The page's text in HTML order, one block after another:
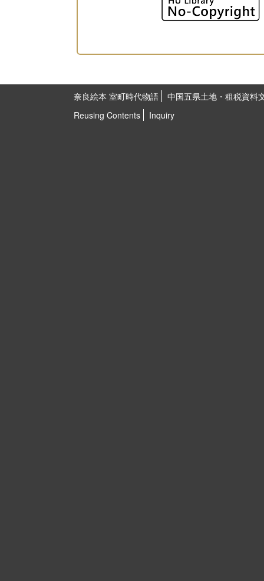
奈良絵本 室町時代物語
中国五県土地・租税資料
Reusing Contents
Inquiry